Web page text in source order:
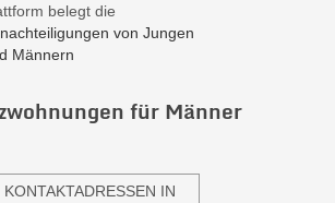
belegt die
von Jungen
Männern
für Männer
KONTAKTADRESSEN IN